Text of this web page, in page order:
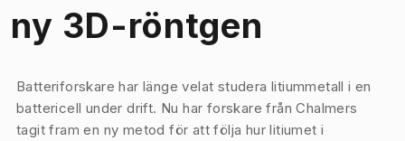
ny 3D-röntgen
Bild 1 av 1
Batteriforskare har länge velat studera litiummetall i en
battericell under drift. Nu har forskare från Chalmers
tagit fram en ny metod för att följa hur litiumet i